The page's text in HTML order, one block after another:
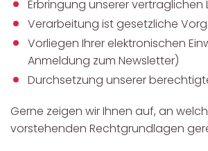
Erbringung unserer vertraglichen
Verarbeitung ist gesetzliche
Vorliegen Ihrer elektronischen
Anmeldung zum Newsletter)
Durchsetzung unserer
Gerne zeigen wir Ihnen auf, an
vorstehenden Rechtgrundlagen